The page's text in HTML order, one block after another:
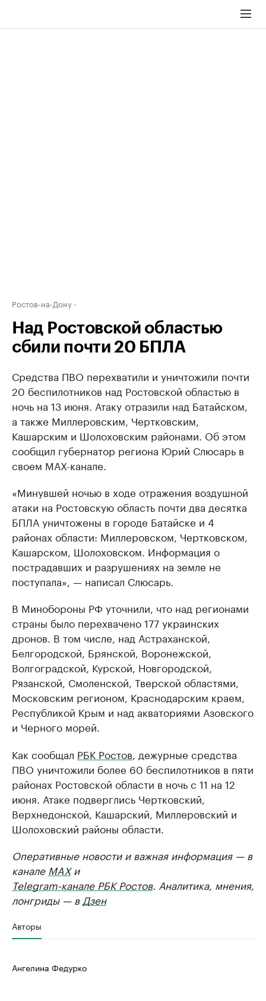
Ростов-на-Дону
Над Ростовской областью
сбили почти 20 БПЛА
Средства ПВО перехватили и уничтожили почти
20 беспилотников над Ростовской областью в
ночь на 13 июня. Атаку отразили над Батайском,
а также Миллеровским, Чертковским,
Кашарским и Шолоховским районами. Об этом
сообщил губернатор региона Юрий Слюсарь в
своем МАХ-канале.
«Минувшей ночью в ходе отражения воздушной
атаки на Ростовскую область почти два десятка
БПЛА уничтожены в городе Батайске и 4
районах области: Миллеровском, Чертковском,
Кашарском, Шолоховском. Информация о
пострадавших и разрушениях на земле не
поступала», — написал Слюсарь.
В Минобороны РФ уточнили, что над регионами
страны было перехвачено 177 украинских
дронов. В том числе, над Астраханской,
Белгородской, Брянской, Воронежской,
Волгоградской, Курской, Новгородской,
Рязанской, Смоленской, Тверской областями,
Московским регионом, Краснодарским краем,
Республикой Крым и над акваториями Азовского
и Черного морей.
Как сообщал РБК Ростов , дежурные средства
ПВО уничтожили более 60 беспилотников в пяти
районах Ростовской области в ночь с 11 на 12
июня. Атаке подверглись Чертковский,
Верхнедонской, Кашарский, Миллеровский и
Шолоховский районы области.
Оперативные новости и важная информация — в
канале MAXи
Telegram-канале РБК Ростов. Аналитика, мнения,
лонгриды — в Дзен
Авторы
Ангелина Федурко